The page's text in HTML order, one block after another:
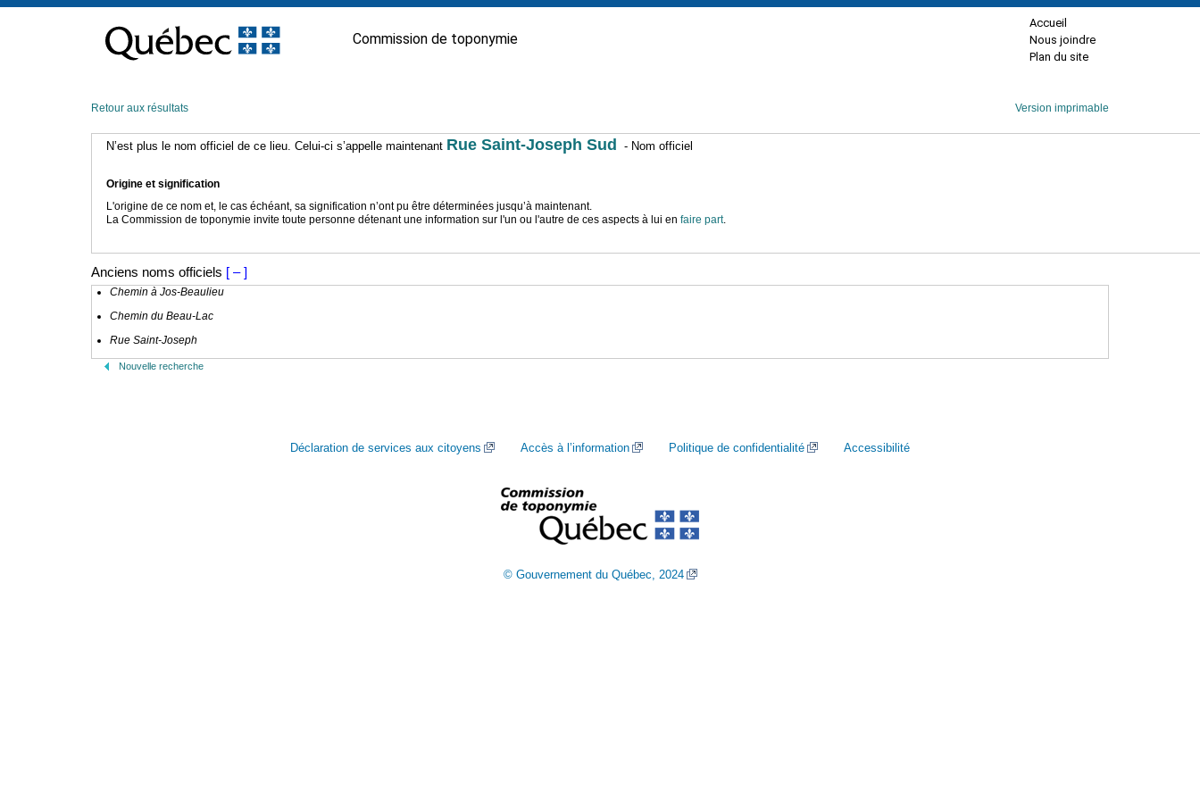
contenu
Commission de toponymie
Accueil
Nous joindre
Plan du site
Retour aux résultats Version imprimable
N’est plus le nom officiel de ce lieu. Celui-ci s’appelle maintenant Rue Saint-Joseph Sud - Nom officiel
Origine et signification
L'origine de ce nom et, le cas échéant, sa signification n’ont pu être déterminées jusqu’à maintenant.
La Commission de toponymie invite toute personne détenant une information sur l'un ou l'autre de ces aspects à lui en faire part.
Anciens noms officiels [ – ]
Chemin à Jos-Beaulieu
Chemin du Beau-Lac
Rue Saint-Joseph
Nouvelle recherche
Déclaration de services aux citoyens Accès à l’information Politique de confidentialité Accessibilité
© Gouvernement du Québec, 2024